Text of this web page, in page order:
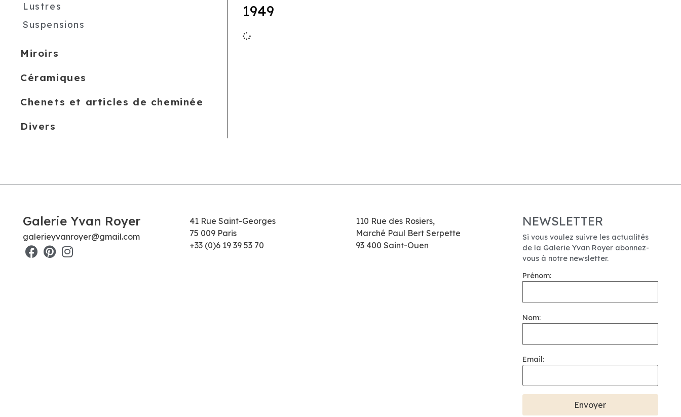
Lustres
Suspensions
Miroirs
Céramiques
Chenets et articles de cheminée
Divers
1949
Galerie Yvan Royer
galerieyvanroyer@gmail.com
41 Rue Saint-Georges
75 009 Paris
+33 (0)6 19 39 53 70
110 Rue des Rosiers,
Marché Paul Bert Serpette
93 400 Saint-Ouen
NEWSLETTER
Si vous voulez suivre les actualités
de la Galerie Yvan Royer abonnez-
vous à notre newsletter.
Prénom:
Nom:
Email: